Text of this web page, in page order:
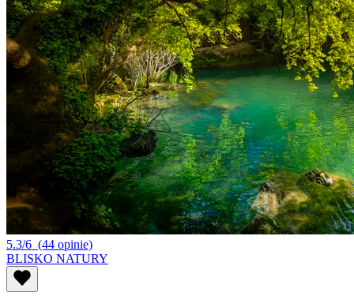
5.3/6 (44 opinie)
BLISKO NATURY